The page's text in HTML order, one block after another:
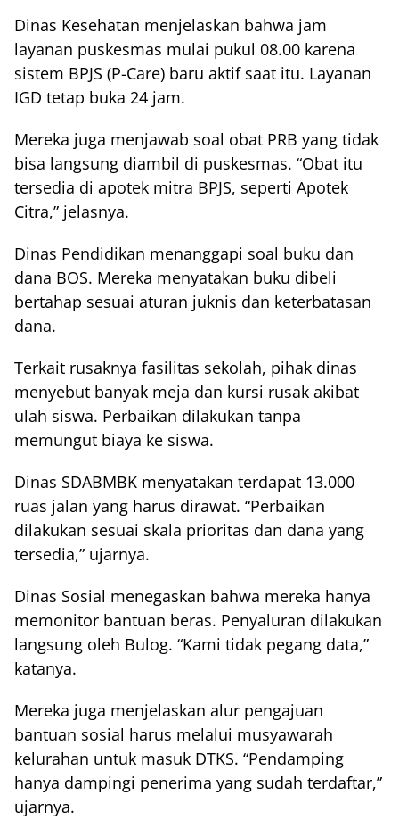
Dinas Kesehatan menjelaskan bahwa jam
layanan puskesmas mulai pukul 08.00 karena
sistem BPJS (P-Care) baru aktif saat itu. Layanan
IGD tetap buka 24 jam.
Mereka juga menjawab soal obat PRB yang tidak
bisa langsung diambil di puskesmas. “Obat itu
tersedia di apotek mitra BPJS, seperti Apotek
Citra,” jelasnya.
Dinas Pendidikan menanggapi soal buku dan
dana BOS. Mereka menyatakan buku dibeli
bertahap sesuai aturan juknis dan keterbatasan
dana.
Terkait rusaknya fasilitas sekolah, pihak dinas
menyebut banyak meja dan kursi rusak akibat
ulah siswa. Perbaikan dilakukan tanpa
memungut biaya ke siswa.
Dinas SDABMBK menyatakan terdapat 13.000
ruas jalan yang harus dirawat. “Perbaikan
dilakukan sesuai skala prioritas dan dana yang
tersedia,” ujarnya.
Dinas Sosial menegaskan bahwa mereka hanya
memonitor bantuan beras. Penyaluran dilakukan
langsung oleh Bulog. “Kami tidak pegang data,”
katanya.
Mereka juga menjelaskan alur pengajuan
bantuan sosial harus melalui musyawarah
kelurahan untuk masuk DTKS. “Pendamping
hanya dampingi penerima yang sudah terdaftar,”
ujarnya.